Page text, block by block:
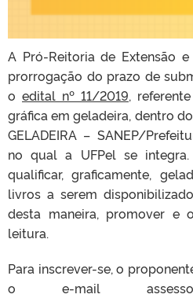
A Pró-Reitoria de Extensão
prorrogação do prazo de
o edital nº 11/2019,
gráfica em geladeira, dentro
GELADEIRA – SANEP/
no qual a UFPel se
qualificar, graficamente,
livros a serem
desta maneira, promover e
leitura.
Para inscrever-se, o
o e-mail